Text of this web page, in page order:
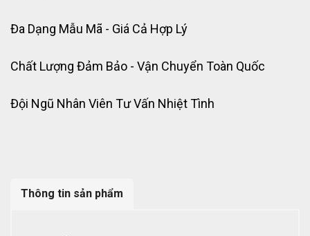
Đa Dạng Mẫu Mã - Giá Cả Hợp Lý
Chất Lượng Đảm Bảo - Vận Chuyển Toàn Quốc
Đội Ngũ Nhân Viên Tư Vấn Nhiệt Tình
Thông tin sản phẩm